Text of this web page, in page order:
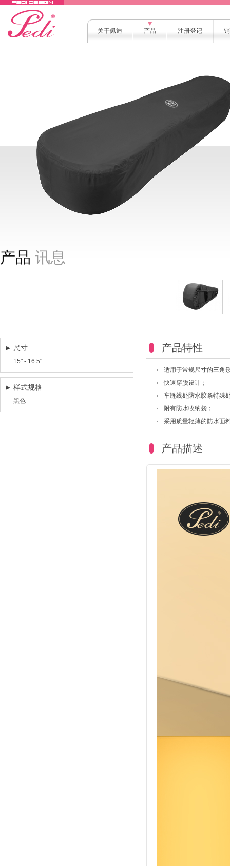
关于佩迪 产品 注册登记
产品 讯息
尺寸
15" - 16.5"
样式规格
黑色
产品特性
适用于常规尺寸的三角
快速穿脱设计；
车缝线处防水胶条特殊
附有防水收纳袋；
采用质量轻薄的防水面
产品描述